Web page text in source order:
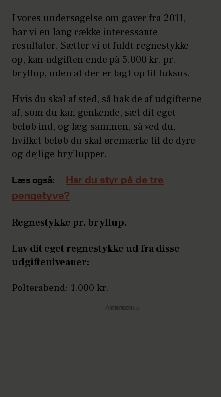
I vores undersøgelse om gaver fra 2011,
har vi en lang række interessante
resultater. Sætter vi et fuldt regnestykke
op, kan udgiften ende på 5.000 kr. pr.
bryllup, uden at der er lagt op til luksus.
Hvis du skal af sted, så hak de af udgifterne
af, som du kan genkende, sæt dit eget
beløb ind, og læg sammen, så ved du,
hvilket beløb du skal øremærke til de dyre
og dejlige bryllupper.
Læs også:
Har du styr på de tre
pengetyve?
Regnestykke pr. bryllup.
Lav dit eget regnestykke ud fra disse
udgifteniveauer:
Polterabend: 1.000 kr.
Annonce